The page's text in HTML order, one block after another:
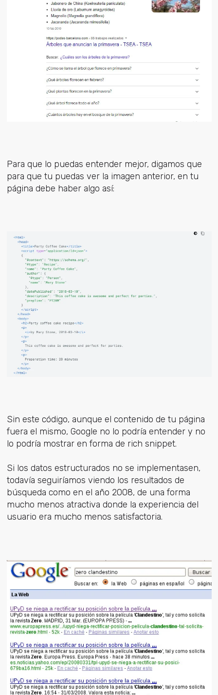
Para que lo puedas entender mejor, digamos que
para que tu puedas ver la imagen anterior, en tu
página debe haber algo así:
Sin este código, aunque el contenido de tu página
fuera el mismo, Google no lo podría entender y no
lo podría mostrar en forma de rich snippet.
Si los datos estructurados no se implementasen,
todavía seguiríamos viendo los resultados de
búsqueda como en el año 2008, de una forma
mucho menos atractiva donde la experiencia del
usuario era mucho menos satisfactoria.